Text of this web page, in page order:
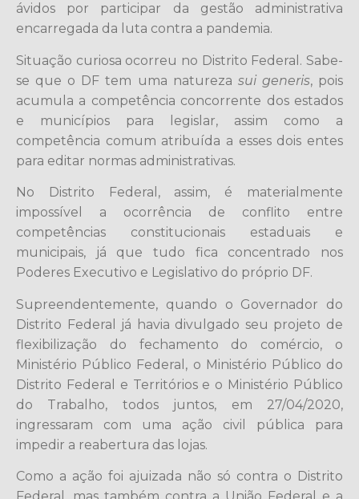
ávidos por participar da gestão administrativa
encarregada da luta contra a pandemia.
Situação curiosa ocorreu no Distrito Federal. Sabe-
se que o DF tem uma natureza sui generis, pois
acumula a competência concorrente dos estados
e municípios para legislar, assim como a
competência comum atribuída a esses dois entes
para editar normas administrativas.
No Distrito Federal, assim, é materialmente
impossível a ocorrência de conflito entre
competências constitucionais estaduais e
municipais, já que tudo fica concentrado nos
Poderes Executivo e Legislativo do próprio DF.
Supreendentemente, quando o Governador do
Distrito Federal já havia divulgado seu projeto de
flexibilização do fechamento do comércio, o
Ministério Público Federal, o Ministério Público do
Distrito Federal e Territórios e o Ministério Público
do Trabalho, todos juntos, em 27/04/2020,
ingressaram com uma ação civil pública para
impedir a reabertura das lojas.
Como a ação foi ajuizada não só contra o Distrito